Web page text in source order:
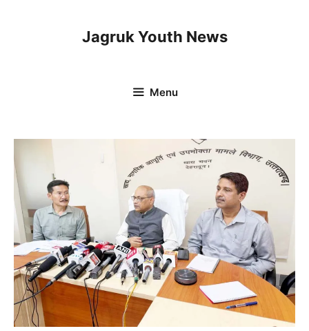
Jagruk Youth News
Menu